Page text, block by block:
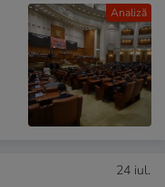
Analiză
24 iul.